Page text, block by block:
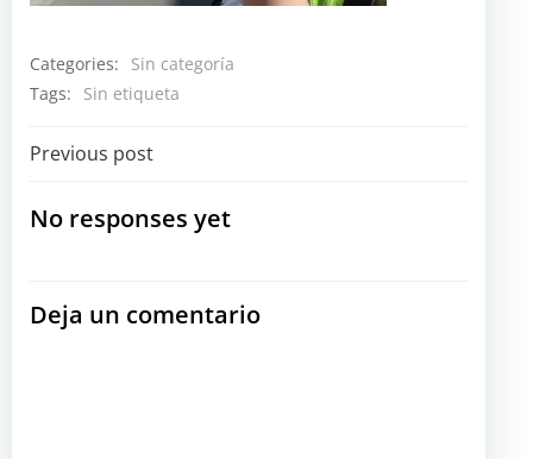
Categories:
Sin categoría
Tags:
Sin etiqueta
Navegación
por
entradas
Previous post
No responses yet
Deja un comentario